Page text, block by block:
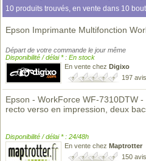
10 produits trouvés, en vente dans 10
Epson Imprimante Multifonction
Départ de votre commande le jour même
Disponibilité / délai * : En stock
En vente chez Digixo
197
Epson - WorkForce WF-7310DTW
recto verso en impression, deux
Disponibilité / délai * : 24/48h
En vente chez Maptrotter
150